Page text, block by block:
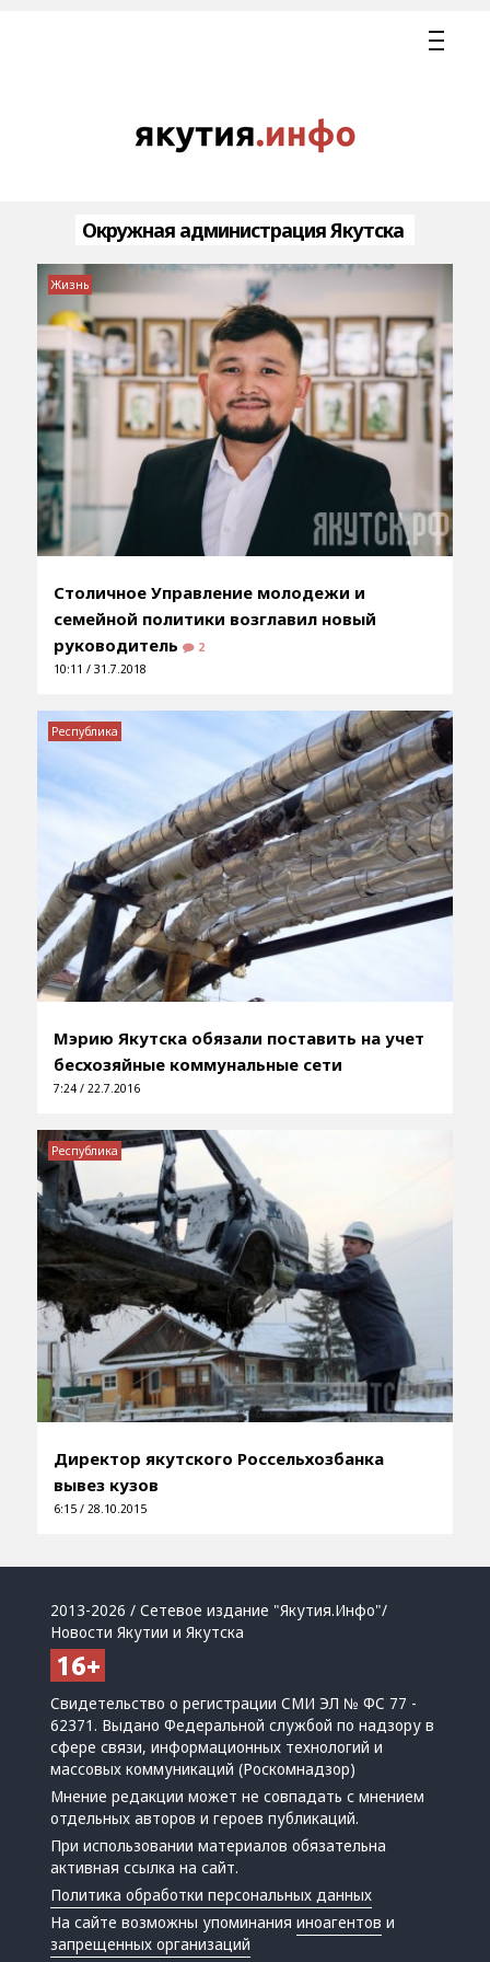
Окружная администрация Якутска
Столичное Управление молодежи и
семейной политики возглавил новый
руководитель
2
10:11 / 31.7.2018
Жизнь
Мэрию Якутска обязали поставить на учет
бесхозяйные коммунальные сети
7:24 / 22.7.2016
Республика
Директор якутского Россельхозбанка
вывез кузов
6:15 / 28.10.2015
Республика
2013-2026 / Сетевое издание "Якутия.Инфо"/
Новости Якутии и Якутска
Свидетельство о регистрации СМИ ЭЛ № ФС 77 -
62371. Выдано Федеральной службой по надзору в
сфере связи, информационных технологий и
массовых коммуникаций (Роскомнадзор)
Мнение редакции может не совпадать с мнением
отдельных авторов и героев публикаций.
При использовании материалов обязательна
активная ссылка на сайт.
Политика обработки персональных данных
На сайте возможны упоминанияиноагентов и
запрещенных организаций